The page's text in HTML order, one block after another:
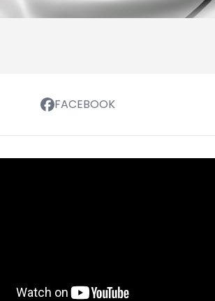
FACEBOOK